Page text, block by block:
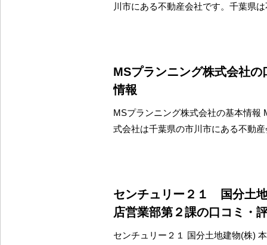
川市にある不動産会社です。千葉県
MSプランニング株式会社の
情報
MSプランニング株式会社の基本情報
式会社は千葉県の市川市にある不動
センチュリー２１ 国分土
店営業部第２課の口コミ・
センチュリー２１ 国分土地建物(株)